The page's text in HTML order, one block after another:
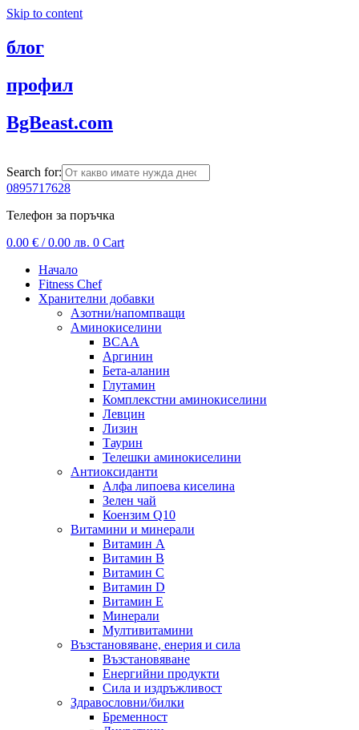
Skip to content
блог
профил
BgBeast.com
Search for:
0895717628
Телефон за поръчка
0.00 € / 0.00 лв. 0 Cart
Начало
Fitness Chef
Хранителни добавки
Азотни/напомпващи
Аминокиселини
BCAA
Аргинин
Бета-аланин
Глутамин
Комплекстни аминокиселини
Левцин
Лизин
Таурин
Телешки аминокиселини
Антиоксиданти
Алфа липоева киселина
Зелен чай
Коензим Q10
Витамини и минерали
Витамин А
Витамин B
Витамин C
Витамин D
Витамин E
Минерали
Мултивитамини
Възстановяване, енерия и сила
Възстановяване
Енергийни продукти
Сила и издръжливост
Здравословни/билки
Бременност